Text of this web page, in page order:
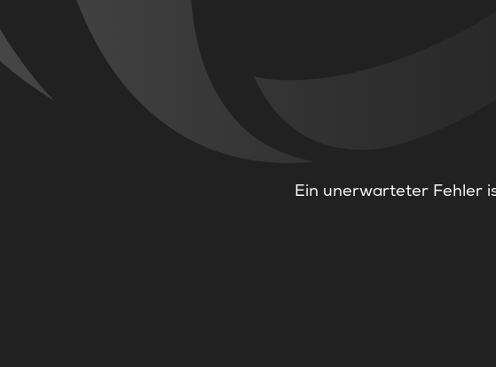
Ein unerwarteter Fehler